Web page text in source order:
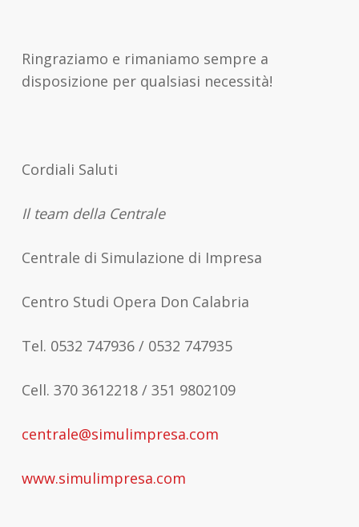
Ringraziamo e rimaniamo sempre a
disposizione per qualsiasi necessità!
Cordiali Saluti
Il team della Centrale
Centrale di Simulazione di Impresa
Centro Studi Opera Don Calabria
Tel. 0532 747936 / 0532 747935
Cell. 370 3612218 / 351 9802109
centrale@simulimpresa.com
www.simulimpresa.com